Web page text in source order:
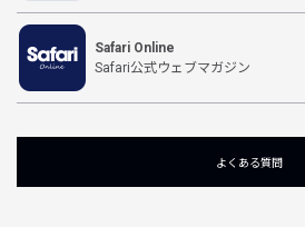
Safari Online
Safari公式ウェブマガジン
よくある質問